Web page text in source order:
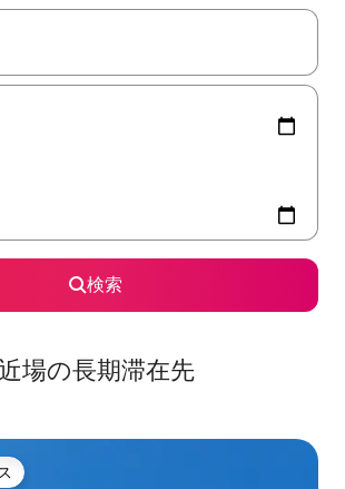
れたら、上下の矢印キーを使って移動するか
検索
場の長期滞在先
ョイスです。